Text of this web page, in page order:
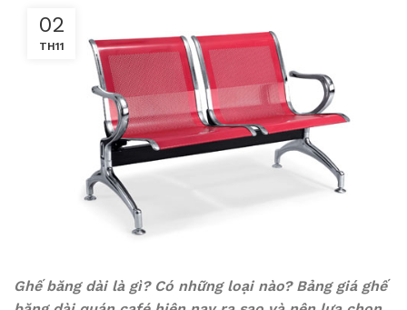
02
TH11
Ghế băng dài là gì? Có những loại nào? Bảng giá ghế